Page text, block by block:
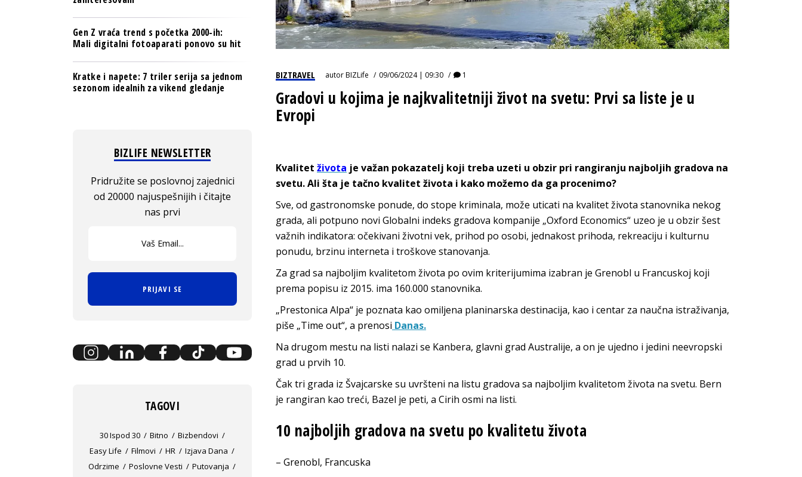
BIZTRAVEL autorBIZLife 09/06/2024 | 09:30 1
Gradovi u kojima je najkvalitetniji život na svetu: Prvi sa liste je u
Evropi
Kvalitet života je važan pokazatelj koji treba uzeti u obzir pri rangiranju najboljih gradova na
svetu. Ali šta je tačno kvalitet života i kako možemo da ga procenimo?
Sve, od gastronomske ponude, do stope kriminala, može uticati na kvalitet života stanovnika nekog
grada, ali potpuno novi Globalni indeks gradova kompanije „Oxford Economics“ uzeo je u obzir šest
važnih indikatora: očekivani životni vek, prihod po osobi, jednakost prihoda, rekreaciju i kulturnu
ponudu, brzinu interneta i troškove stanovanja.
Za grad sa najboljim kvalitetom života po ovim kriterijumima izabran je Grenobl u Francuskoj koji
prema popisu iz 2015. ima 160.000 stanovnika.
„Prestonica Alpa“ je poznata kao omiljena planinarska destinacija, kao i centar za naučna istraživanja,
piše „Time out“, a prenosi Danas.
Na drugom mestu na listi nalazi se Kanbera, glavni grad Australije, a on je ujedno i jedini neevropski
grad u prvih 10.
Čak tri grada iz Švajcarske su uvršteni na listu gradova sa najboljim kvalitetom života na svetu. Bern
je rangiran kao treći, Bazel je peti, a Cirih osmi na listi.
10 najboljih gradova na svetu po kvalitetu života
– Grenobl, Francuska
Gen Z vraća trend s početka 2000-ih:
Mali digitalni fotoaparati ponovo su hit
Kratke i napete: 7 triler serija sa jednom
sezonom idealnih za vikend gledanje
BIZLIFE NEWSLETTER
Pridružite se poslovnoj zajednici
od 20000 najuspešnijih i čitajte
nas prvi
PRIJAVI SE
TAGOVI
30 Ispod 30 Bitno
Bizbendovi
Easy Life
Filmovi HR
Izjava Dana
Odrzime
Poslovne Vesti
Putovanja